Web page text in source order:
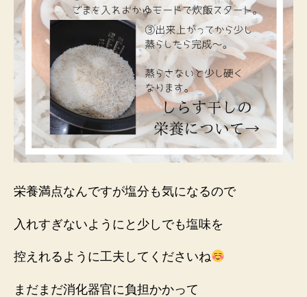
栄養満点なんですが塩分も気になるので
入れすぎないようにと少しでも塩味を
控えれるように工夫してくださいね
まだまだ消化器官に負担かかって